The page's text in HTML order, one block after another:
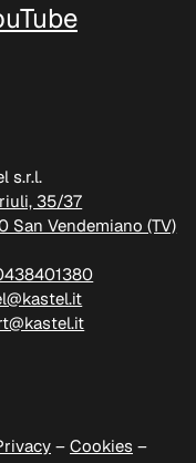
s.r.l.
35/37
San Vendemiano (TV)
– Cookies –